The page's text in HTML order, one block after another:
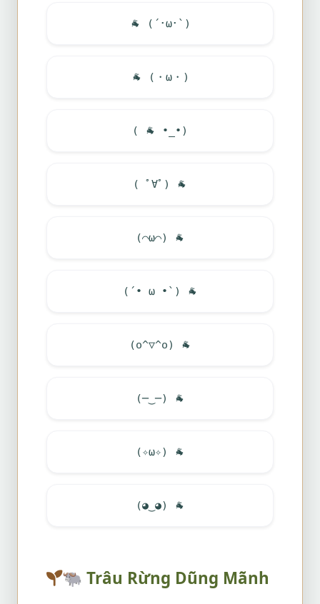
🐐 (´･ω･`)
🐐 (・ω・)
( 🐐 •_•)
( ﾟ∀ﾟ) 🐐
(⌒ω⌒) 🐐
(´• ω •`) 🐐
(o^▽^o) 🐐
(─‿─) 🐐
(✧ω✧) 🐐
(◕‿◕) 🐐
🐃 Trâu Rừng Dũng Mãnh